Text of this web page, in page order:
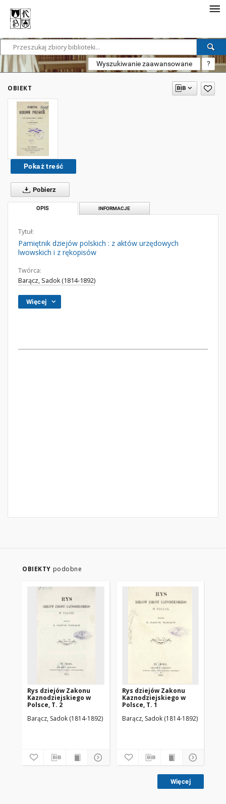
Wyszukiwanie zaawansowane ?
OBIEKT
Pokaż treść
Pobierz
OPIS INFORMACJE
Tytuł:
Pamiętnik dziejów polskich : z aktów urzędowych
lwowskich i z rękopisów
Twórca:
Barącz, Sadok (1814-1892)
Więcej
OBIEKTY podobne
Rys dziejów Zakonu
Kaznodziejskiego w
Polsce, T. 2
Barącz, Sadok (1814-1892)
Rys dziejów Zakonu
Kaznodziejskiego w
Polsce, T. 1
Barącz, Sadok (1814-1892)
Więcej